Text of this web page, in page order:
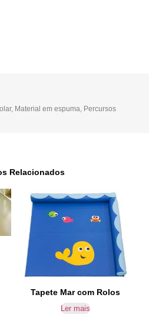
, Material em espuma Percursos
Relacionados
Tapete Mar com Rolos
Ler mais